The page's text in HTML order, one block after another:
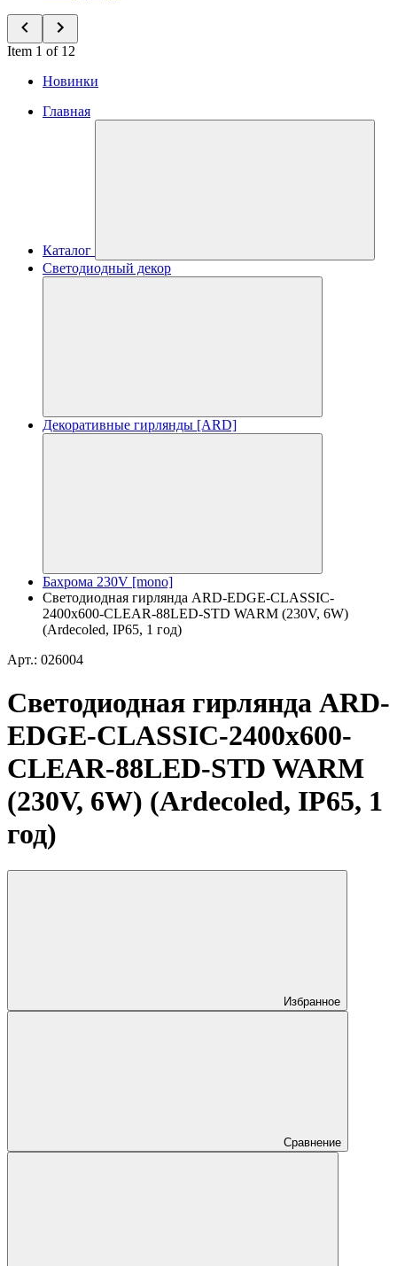
Item 1 of 12
Новинки
Главная
Каталог
Светодиодный декор
Декоративные гирлянды [ARD]
Бахрома 230V [mono]
Светодиодная гирлянда ARD-EDGE-CLASSIC-
2400x600-CLEAR-88LED-STD WARM (230V, 6W)
(Ardecoled, IP65, 1 год)
Арт.: 026004
Светодиодная гирлянда ARD-
EDGE-CLASSIC-2400x600-
CLEAR-88LED-STD WARM
(230V, 6W) (Ardecoled, IP65, 1
год)
Избранное
Сравнение